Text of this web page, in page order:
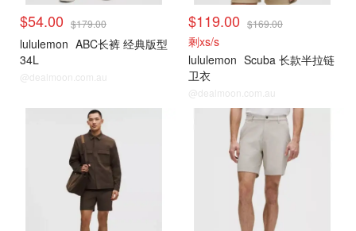
$54.00 $179.00
lululemon ABC长裤 经典版型
34L
@dealmoon.com.au
$119.00 $169.00
剩xs/s
lululemon Scuba 长款半拉链
卫衣
@dealmoon.com.au